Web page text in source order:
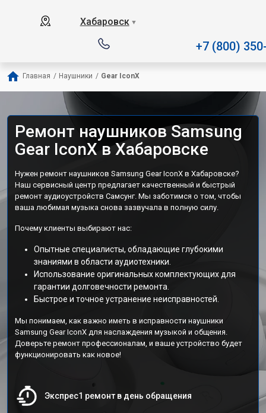
Хабаровск ▼
+7 (800)
Главная / Наушники / Gear IconX
Ремонт наушников Samsung
Gear IconX в Хабаровске
Нужен ремонт наушников Samsung Gear IconX в Хабаровске?
Наш сервисный центр предлагает качественный и быстрый
ремонт аудиоустройств Самсунг. Мы заботимся о том, чтобы
ваша любимая музыка снова зазвучала в полную силу.
Почему клиенты выбирают нас:
Опытные специалисты, обладающие глубокими
знаниями в области аудиотехники.
Использование оригинальных комплектующих для
гарантии долговечности ремонта.
Быстрое и точное устранение неисправностей.
Мы понимаем, как важно иметь в исправности наушники
Samsung Gear IconX для наслаждения музыкой и общения.
Доверьте ремонт профессионалам, и ваше устройство будет
функционировать как новое!
Экспрес1 ремонт в день обращения